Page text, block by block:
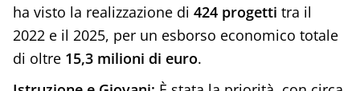
ha visto la realizzazione di 424 progetti tra il
2022 e il 2025, per un esborso economico totale
di oltre 15,3 milioni di euro.